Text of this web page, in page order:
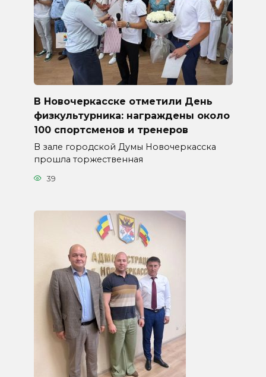
В Новочеркасске отметили День
физкультурника: награждены около
100 спортсменов и тренеров
В зале городской Думы Новочеркасска
прошла торжественная
39